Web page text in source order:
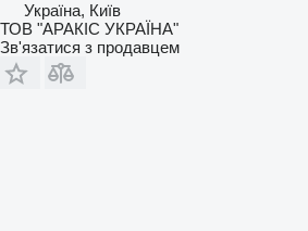
Україна, Київ
ТОВ "АРАКІС УКРАЇНА"
Зв'язатися з продавцем